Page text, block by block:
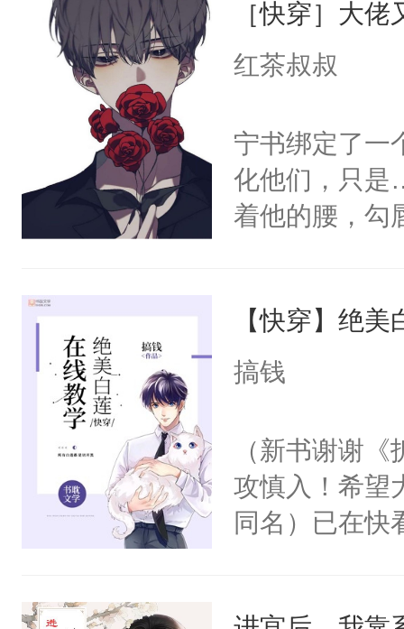
［快穿］大
红茶叔叔
宁书绑定了一
化他们，只是
着他的腰，勾
来，给老公
用力——为你
【快穿】绝
搞钱
（新书谢谢
攻慎入！希望
同名）已在快